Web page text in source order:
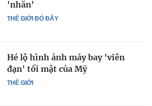
THẾ GIỚI ĐÓ ĐÂY
'nhăn'
THẾ GIỚI
Hé lộ hình ảnh máy bay 'viên
đạn' tối mật của Mỹ